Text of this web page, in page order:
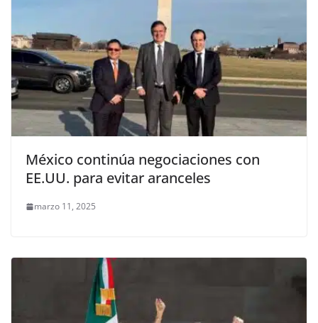
México continúa negociaciones con
EE.UU. para evitar aranceles
marzo 11, 2025